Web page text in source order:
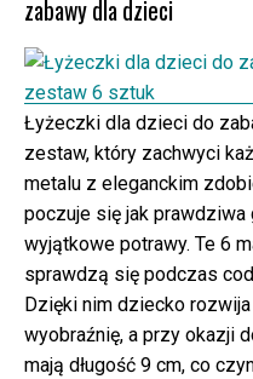
zabawy dla dzieci
Łyżeczki dla dzieci do
zestaw, który zachwyci
metalu z eleganckim
poczuje się jak
wyjątkowe potrawy. Te 6
sprawdzą się podczas
Dzięki nim dziecko
wyobraźnię, a przy okazji
mają długość 9 cm, co